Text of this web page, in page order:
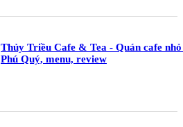
Thủy Triều Cafe & Tea - Quán cafe
Phú Quý, menu, review